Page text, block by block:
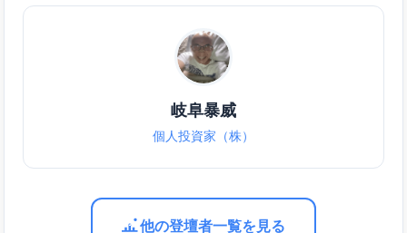
岐阜暴威
個人投資家（株）
他の登壇者一覧を見る